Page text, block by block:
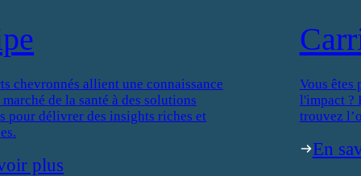
chevronnés allient une connaissance
de la santé à des solutions
pour délivrer des insights riches et
plus
Vous êtes
l'impact ?
trouvez
En